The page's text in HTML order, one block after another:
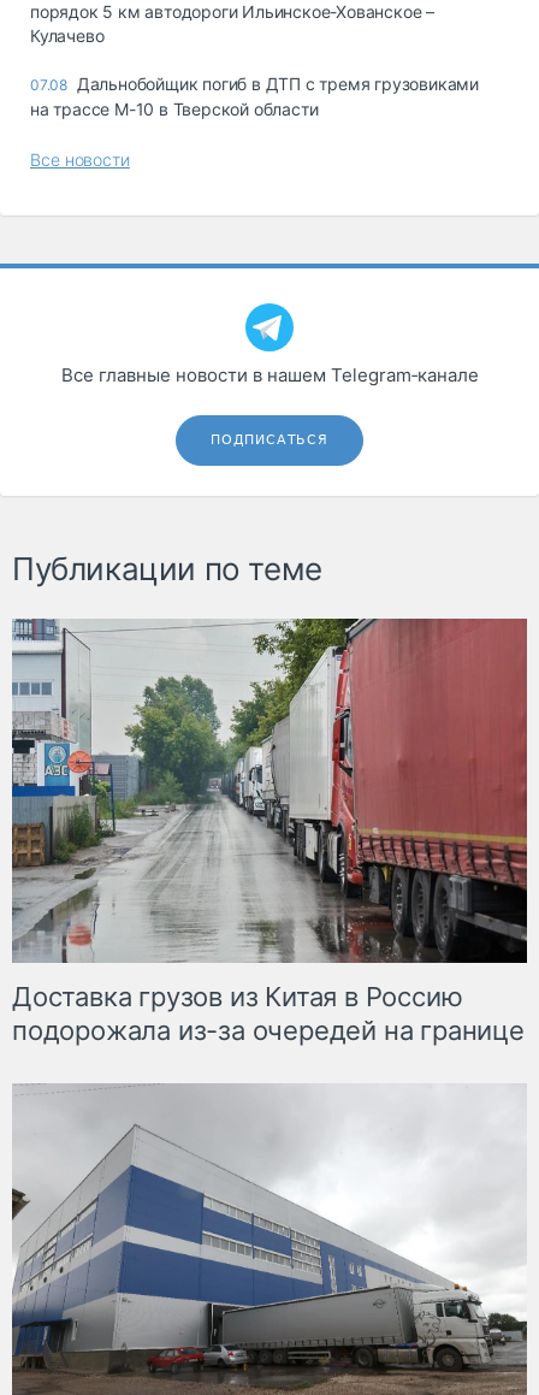
порядок 5 км автодороги Ильинское-Хованское –
Кулачево
07.08 Дальнобойщик погиб в ДТП с тремя грузовиками
на трассе М-10 в Тверской области
Все новости
Все главные новости в нашем Telegram‑канале
ПОДПИСАТЬСЯ
Публикации по теме
Доставка грузов из Китая в Россию
подорожала из-за очередей на границе